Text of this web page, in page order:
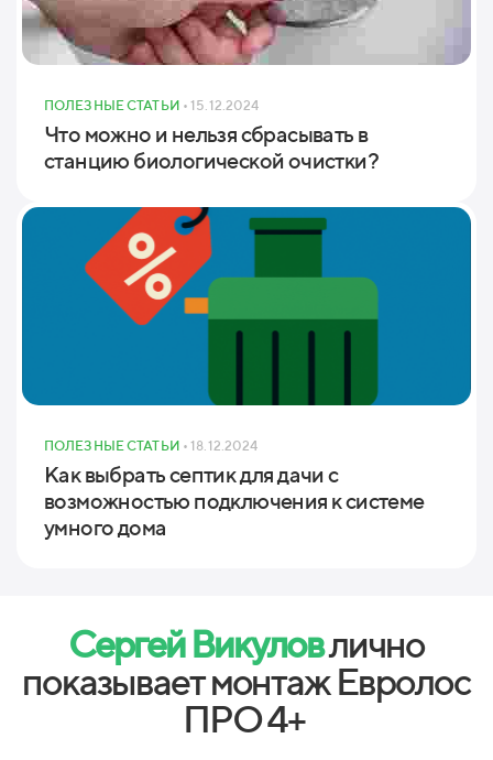
ПОЛЕЗНЫЕ СТАТЬИ • 15.12.2024
Что можно и нельзя сбрасывать в
станцию биологической очистки?
ПОЛЕЗНЫЕ СТАТЬИ • 18.12.2024
Как выбрать септик для дачи с
возможностью подключения к системе
умного дома
Сергей Викуловлично
показывает монтаж Евролос
ПРО 4+